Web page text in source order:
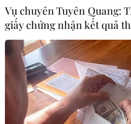
#Thỏa thuận ngừng bắn #Libya
#Tướng Khalifa Haftar
Libya
Theo dõi VietnamPlus
Vụ chuyên Tuyên Quang:
giấy chứng nhận kết quả